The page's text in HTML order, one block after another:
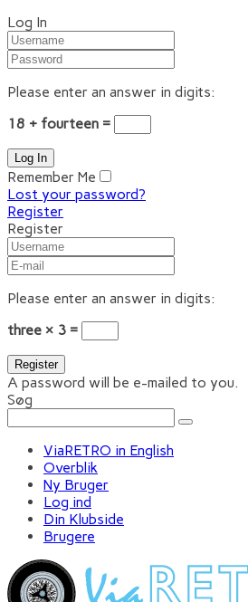
Log In
Please enter an answer in digits:
18 + fourteen =
Remember Me
Lost your password?
Register
Register
Please enter an answer in digits:
three × 3 =
A password will be e-mailed to you.
Søg
ViaRETRO in English
Overblik
Ny Bruger
Log ind
Din Klubside
Brugere